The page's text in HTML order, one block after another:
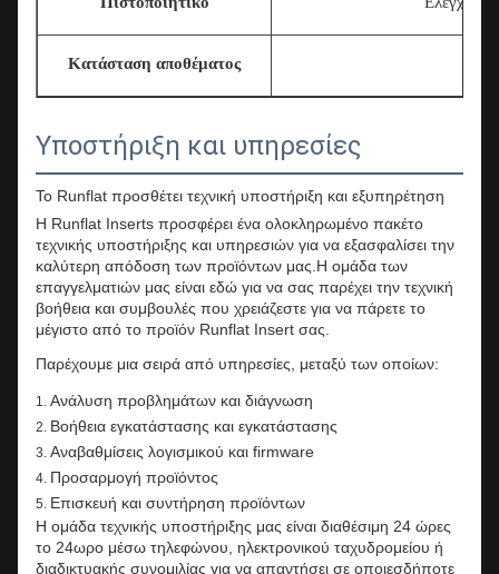
Κατάσταση αποθέματος
Υποστήριξη και υπηρεσίες
Το Runflat προσθέτει τεχνική υποστήριξη και εξυπηρέτηση
Η Runflat Inserts προσφέρει ένα ολοκληρωμένο πακέτο
τεχνικής υποστήριξης και υπηρεσιών για να εξασφαλίσει την
καλύτερη απόδοση των προϊόντων μας.Η ομάδα των
επαγγελματιών μας είναι εδώ για να σας παρέχει την τεχνική
βοήθεια και συμβουλές που χρειάζεστε για να πάρετε το
μέγιστο από το προϊόν Runflat Insert σας.
Παρέχουμε μια σειρά από υπηρεσίες, μεταξύ των οποίων:
Ανάλυση προβλημάτων και διάγνωση
Βοήθεια εγκατάστασης και εγκατάστασης
Αναβαθμίσεις λογισμικού και firmware
Προσαρμογή προϊόντος
Επισκευή και συντήρηση προϊόντων
Η ομάδα τεχνικής υποστήριξης μας είναι διαθέσιμη 24 ώρες
το 24ωρο μέσω τηλεφώνου, ηλεκτρονικού ταχυδρομείου ή
διαδικτυακής συνομιλίας για να απαντήσει σε οποιεσδήποτε